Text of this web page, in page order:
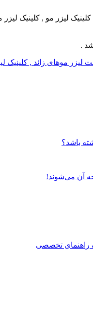
لیزر مو , کلینیک
.
لیزر موهای زائد ,
باشد؟
آن می‌شوند!
راهنمای تخصصی